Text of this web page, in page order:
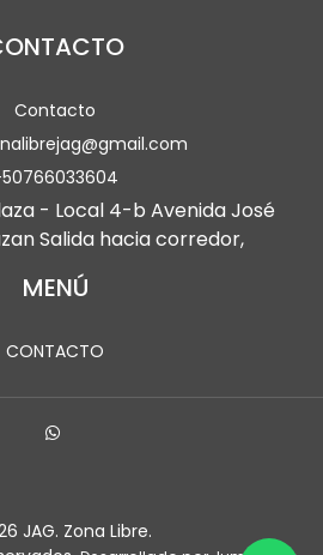
Contacto
- Local 4-b Avenida José
Salida hacia corredor,
MENÚ
CONTACTO
JAG. Zona Libre.